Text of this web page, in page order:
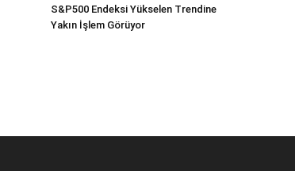
S&P500 Endeksi Yükselen Trendine
Yakın İşlem Görüyor